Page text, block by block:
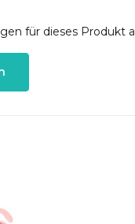
für dieses Produkt